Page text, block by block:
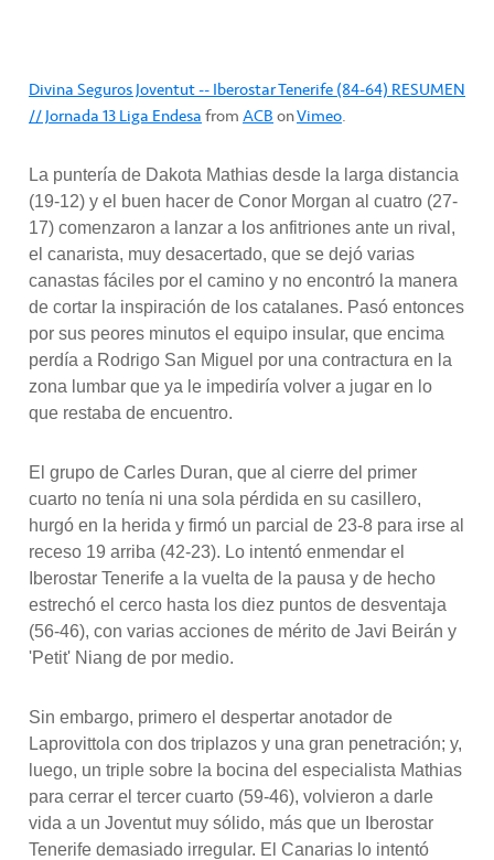
Divina Seguros Joventut -- Iberostar Tenerife (84-64) RESUMEN
// Jornada 13 Liga EndesafromACBonVimeo.
La puntería de Dakota Mathias desde la larga distancia
(19-12) y el buen hacer de Conor Morgan al cuatro (27-
17) comenzaron a lanzar a los anfitriones ante un rival,
el canarista, muy desacertado, que se dejó varias
canastas fáciles por el camino y no encontró la manera
de cortar la inspiración de los catalanes. Pasó entonces
por sus peores minutos el equipo insular, que encima
perdía a Rodrigo San Miguel por una contractura en la
zona lumbar que ya le impediría volver a jugar en lo
que restaba de encuentro.
El grupo de Carles Duran, que al cierre del primer
cuarto no tenía ni una sola pérdida en su casillero,
hurgó en la herida y firmó un parcial de 23-8 para irse al
receso 19 arriba (42-23). Lo intentó enmendar el
Iberostar Tenerife a la vuelta de la pausa y de hecho
estrechó el cerco hasta los diez puntos de desventaja
(56-46), con varias acciones de mérito de Javi Beirán y
'Petit' Niang de por medio.
Sin embargo, primero el despertar anotador de
Laprovittola con dos triplazos y una gran penetración; y,
luego, un triple sobre la bocina del especialista Mathias
para cerrar el tercer cuarto (59-46), volvieron a darle
vida a un Joventut muy sólido, más que un Iberostar
Tenerife demasiado irregular. El Canarias lo intentó